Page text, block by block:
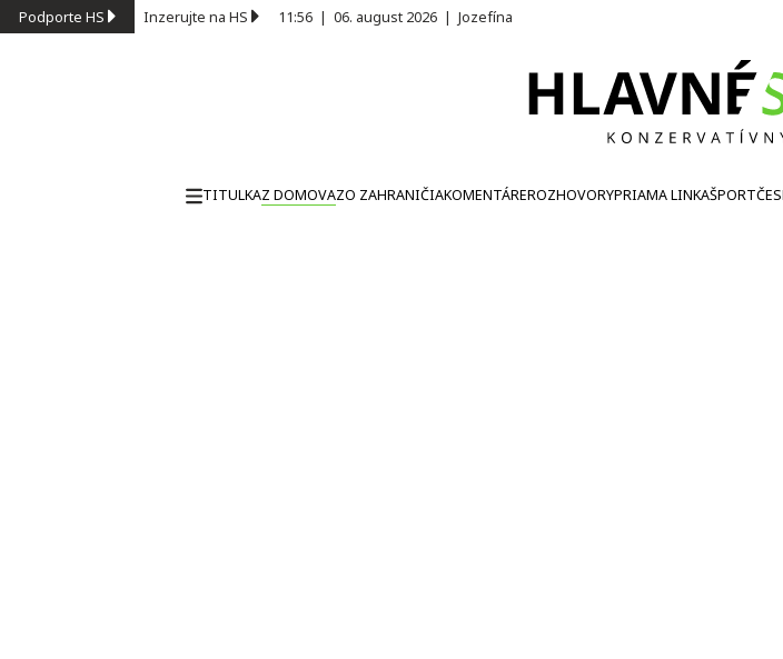
Podporte HS Inzerujte na HS 11:56 | 06. august 2026 | Jozefína
TITULKAZ DOMOVAZO ZAHRANIČIAKOMENTÁREROZHOVORYPRIAMA LINKAŠPORT